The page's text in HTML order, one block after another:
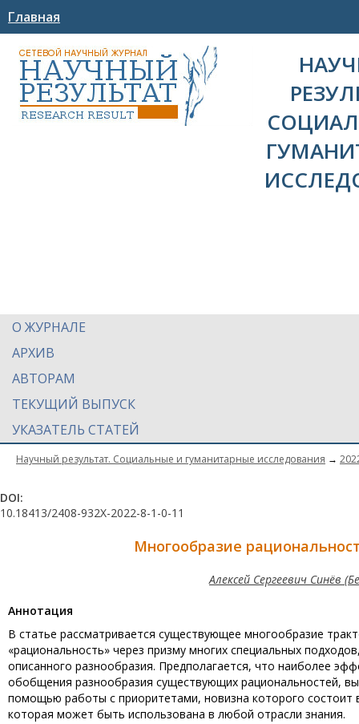
Главная
О ЖУРНАЛЕ
АРХИВ
АВТОРАМ
ТЕКУЩИЙ ВЫПУСК
УКАЗАТЕЛЬ СТАТЕЙ
Научный результат. Социальные и гуманитарные исследования →
DOI:
10.18413/2408-932X-2022-8-1-0-11
Многообразие
Алексей Сергеевич Синёв
Aннотация
В статье рассматривается существующее многообразие
«рациональность» через призму многих специальных
описанного разнообразия. Предполагается, что наиболее
обобщения разнообразия существующих рациональностей,
помощью работы с приоритетами, новизна которого состоит
которая может быть использована в любой отрасли знания.